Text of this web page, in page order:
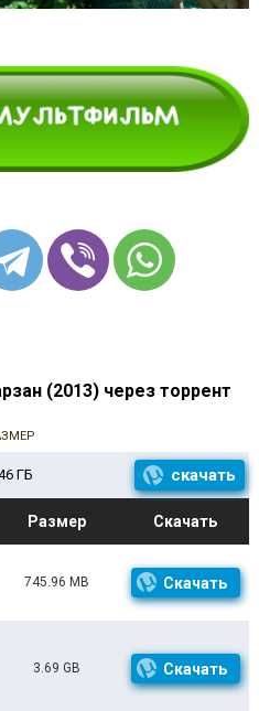
(2013) через торрент
ГБ скачать
Размер Скачать
745.96 MB Скачать
3.69 GB Скачать